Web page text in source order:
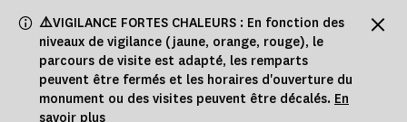
⚠️VIGILANCE FORTES CHALEURS : En fonction des
niveaux de vigilance (jaune, orange, rouge), le
parcours de visite est adapté, les remparts
peuvent être fermés et les horaires d'ouverture du
monument ou des visites peuvent être décalés. En
savoir plus